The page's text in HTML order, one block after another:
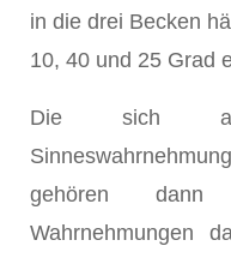
in die drei Becken
10, 40 und 25 Grad
Die sich
gehören
Wahrnehmungen